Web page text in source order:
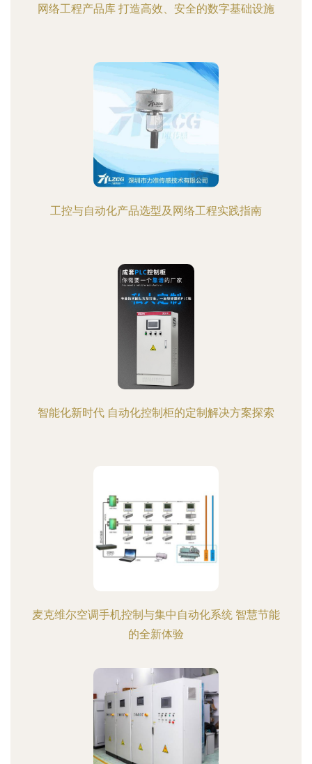
网络工程产品库 打造高效、安全的数字基础设施
工控与自动化产品选型及网络工程实践指南
智能化新时代 自动化控制柜的定制解决方案探索
麦克维尔空调手机控制与集中自动化系统 智慧节能
的全新体验